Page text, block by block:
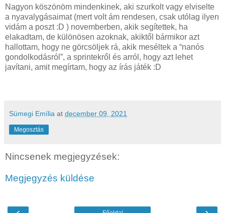
Nagyon köszönöm mindenkinek, aki szurkolt vagy elviselte
a nyavalygásaimat (mert volt ám rendesen, csak utólag ilyen
vidám a poszt :D ) novemberben, akik segítettek, ha
elakadtam, de különösen azoknak, akiktől bármikor azt
hallottam, hogy ne görcsöljek rá, akik meséltek a “nanós
gondolkodásról”, a sprintekről és arról, hogy azt lehet
javítani, amit megírtam, hogy az írás játék :D
Sümegi Emília at december 09, 2021
Megosztás
Nincsenek megjegyzések:
Megjegyzés küldése